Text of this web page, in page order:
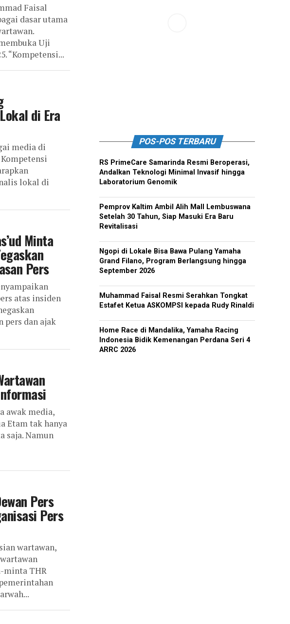
Faisal
dasar utama
Uji
“Kompetensi...
di Era
media di
lokal di
Minta
Pers
atas insiden
pers dan ajak
awak media,
Etam tak hanya
saja. Namun
Pers
Pers
wartawan,
minta THR
POS-POS TERBARU
RS PrimeCare Samarinda Resmi Beroperasi,
Andalkan Teknologi Minimal Invasif hingga
Laboratorium Genomik
Pemprov Kaltim Ambil Alih Mall Lembuswana
Setelah 30 Tahun, Siap Masuki Era Baru
Revitalisasi
Ngopi di Lokale Bisa Bawa Pulang Yamaha
Grand Filano, Program Berlangsung hingga
September 2026
Muhammad Faisal Resmi Serahkan Tongkat
Estafet Ketua ASKOMPSI kepada Rudy Rinaldi
Home Race di Mandalika, Yamaha Racing
Indonesia Bidik Kemenangan Perdana Seri 4
ARRC 2026